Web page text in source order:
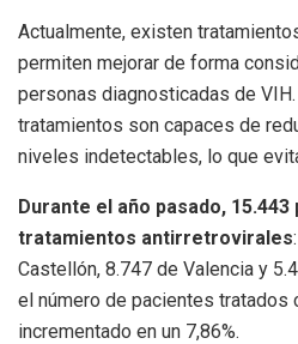
Actualmente, existen
permiten mejorar de forma
personas diagnosticadas de
tratamientos son capaces de
niveles indetectables, lo que
Durante el año pasado,
tratamientos antirretrovirales
Castellón, 8.747 de Valencia y
el número de pacientes
incrementado en un 7,86%.